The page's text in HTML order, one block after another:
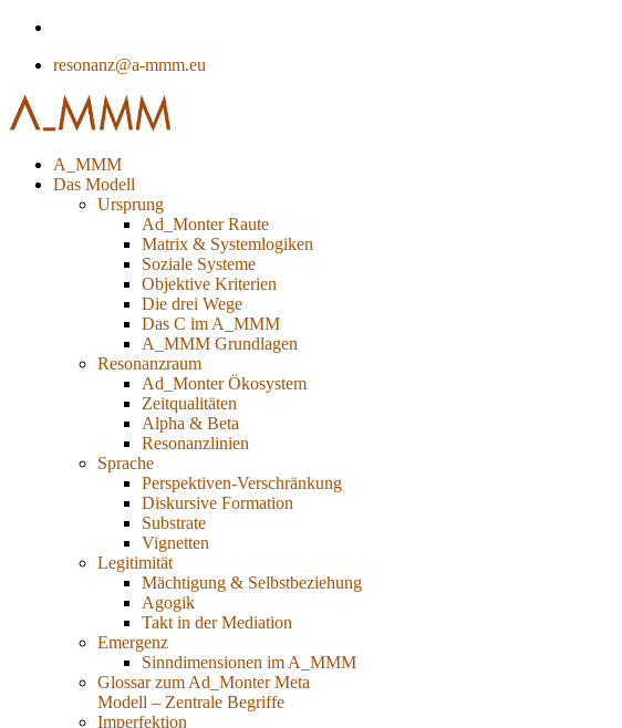
resonanz@a-mmm.eu
A_MMM
Das Modell
Ursprung
Ad_Monter Raute
Matrix & Systemlogiken
Soziale Systeme
Objektive Kriterien
Die drei Wege
Das C im A_MMM
A_MMM Grundlagen
Resonanzraum
Ad_Monter Ökosystem
Zeitqualitäten
Alpha & Beta
Resonanzlinien
Sprache
Perspektiven-Verschränkung
Diskursive Formation
Substrate
Vignetten
Legitimität
Mächtigung & Selbstbeziehung
Agogik
Takt in der Mediation
Emergenz
Sinndimensionen im A_MMM
Glossar zum Ad_Monter Meta
Modell – Zentrale Begriffe
Imperfektion